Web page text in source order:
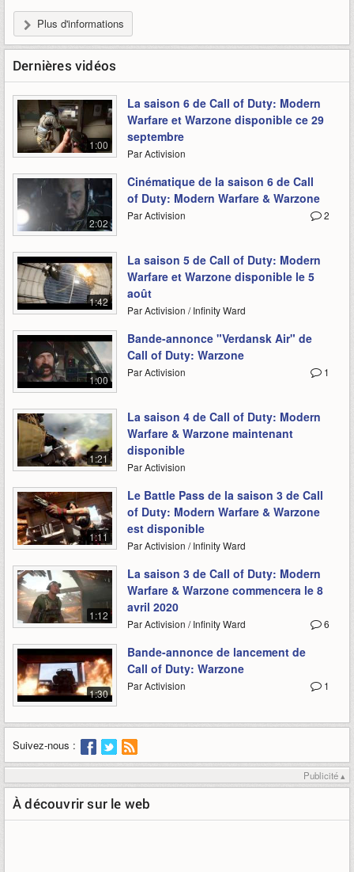
Plus d'informations
Dernières vidéos
1:00
La saison 6 de Call of Duty: Modern
Warfare et Warzone disponible ce 29
septembre
Par Activision
2:02
Cinématique de la saison 6 de Call
of Duty: Modern Warfare & Warzone
2
Par Activision
1:42
La saison 5 de Call of Duty: Modern
Warfare et Warzone disponible le 5
août
Par Activision / Infinity Ward
1:00
Bande-annonce "Verdansk Air" de
Call of Duty: Warzone
1
Par Activision
1:21
La saison 4 de Call of Duty: Modern
Warfare & Warzone maintenant
disponible
Par Activision
1:11
Le Battle Pass de la saison 3 de Call
of Duty: Modern Warfare & Warzone
est disponible
Par Activision / Infinity Ward
1:12
La saison 3 de Call of Duty: Modern
Warfare & Warzone commencera le 8
avril 2020
6
Par Activision / Infinity Ward
1:30
Bande-annonce de lancement de
Call of Duty: Warzone
1
Par Activision
Suivez-nous :
Publicité ▴
À découvrir sur le web